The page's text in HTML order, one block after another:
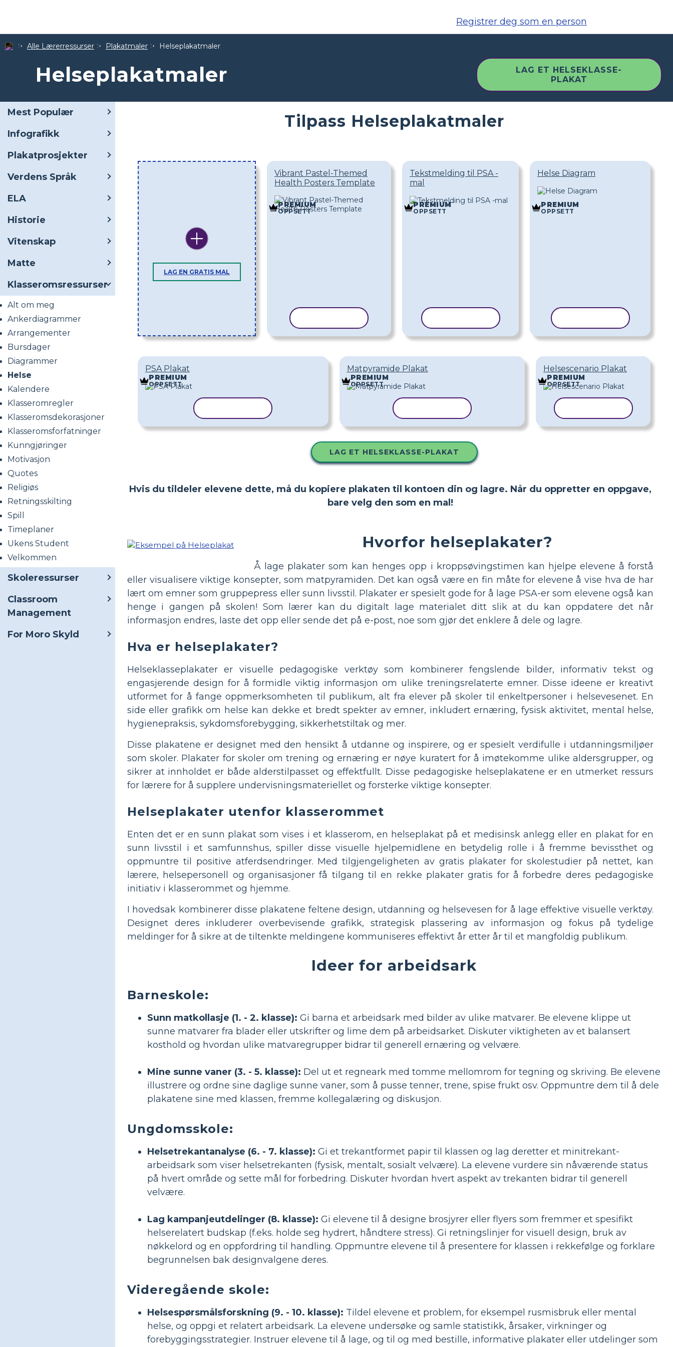
Registrer deg som en person
Alle Lærerressurser Plakatmaler Helseplakatmaler
Helseplakatmaler
LAG ET HELSEKLASSE-
PLAKAT
Mest Populær
Infografikk
Plakatprosjekter
Verdens Språk
ELA
Historie
Vitenskap
Matte
Klasseromsressurser
Alt om meg
Ankerdiagrammer
Arrangementer
Bursdager
Diagrammer
Helse
Kalendere
Klasseromregler
Klasseromsdekorasjoner
Klasseromsforfatninger
Kunngjøringer
Motivasjon
Quotes
Religiøs
Retningsskilting
Spill
Timeplaner
Ukens Student
Velkommen
Skoleressurser
Classroom
Management
For Moro Skyld
Tilpass Helseplakatmaler
LAG EN GRATIS MAL
Vibrant Pastel-Themed
Health Posters Template
PREMIUM
OPPSETT
Tekstmelding til PSA -
mal
PREMIUM
OPPSETT
Helse Diagram
PREMIUM
OPPSETT
PSA Plakat
PREMIUM
OPPSETT
Matpyramide Plakat
PREMIUM
OPPSETT
Helsescenario Plakat
PREMIUM
OPPSETT
LAG ET HELSEKLASSE-PLAKAT
Hvis du tildeler elevene dette, må du kopiere plakaten til kontoen din og lagre. Når du oppretter en oppgave,
bare velg den som en mal!
Hvorfor helseplakater?
Å lage plakater som kan henges opp i kroppsøvingstimen kan hjelpe elevene å forstå
eller visualisere viktige konsepter, som matpyramiden. Det kan også være en fin måte for elevene å vise hva de har
lært om emner som gruppepress eller sunn livsstil. Plakater er spesielt gode for å lage PSA-er som elevene også kan
henge i gangen på skolen! Som lærer kan du digitalt lage materialet ditt slik at du kan oppdatere det når
informasjon endres, laste det opp eller sende det på e-post, noe som gjør det enklere å dele og lagre.
Hva er helseplakater?
Helseklasseplakater er visuelle pedagogiske verktøy som kombinerer fengslende bilder, informativ tekst og
engasjerende design for å formidle viktig informasjon om ulike treningsrelaterte emner. Disse ideene er kreativt
utformet for å fange oppmerksomheten til publikum, alt fra elever på skoler til enkeltpersoner i helsevesenet. En
side eller grafikk om helse kan dekke et bredt spekter av emner, inkludert ernæring, fysisk aktivitet, mental helse,
hygienepraksis, sykdomsforebygging, sikkerhetstiltak og mer.
Disse plakatene er designet med den hensikt å utdanne og inspirere, og er spesielt verdifulle i utdanningsmiljøer
som skoler. Plakater for skoler om trening og ernæring er nøye kuratert for å imøtekomme ulike aldersgrupper, og
sikrer at innholdet er både alderstilpasset og effektfullt. Disse pedagogiske helseplakatene er en utmerket ressurs
for lærere for å supplere undervisningsmateriellet og forsterke viktige konsepter.
Helseplakater utenfor klasserommet
Enten det er en sunn plakat som vises i et klasserom, en helseplakat på et medisinsk anlegg eller en plakat for en
sunn livsstil i et samfunnshus, spiller disse visuelle hjelpemidlene en betydelig rolle i å fremme bevissthet og
oppmuntre til positive atferdsendringer. Med tilgjengeligheten av gratis plakater for skolestudier på nettet, kan
lærere, helsepersonell og organisasjoner få tilgang til en rekke plakater gratis for å forbedre deres pedagogiske
initiativ i klasserommet og hjemme.
I hovedsak kombinerer disse plakatene feltene design, utdanning og helsevesen for å lage effektive visuelle verktøy.
Designet deres inkluderer overbevisende grafikk, strategisk plassering av informasjon og fokus på tydelige
meldinger for å sikre at de tiltenkte meldingene kommuniseres effektivt år etter år til et mangfoldig publikum.
Ideer for arbeidsark
Barneskole:
Sunn matkollasje (1. - 2. klasse): Gi barna et arbeidsark med bilder av ulike matvarer. Be elevene klippe ut
sunne matvarer fra blader eller utskrifter og lime dem på arbeidsarket. Diskuter viktigheten av et balansert
kosthold og hvordan ulike matvaregrupper bidrar til generell ernæring og velvære.
Mine sunne vaner (3. - 5. klasse): Del ut et regneark med tomme mellomrom for tegning og skriving. Be elevene
illustrere og ordne sine daglige sunne vaner, som å pusse tenner, trene, spise frukt osv. Oppmuntre dem til å dele
plakatene sine med klassen, fremme kollegalæring og diskusjon.
Ungdomsskole:
Helsetrekantanalyse (6. - 7. klasse): Gi et trekantformet papir til klassen og lag deretter et minitrekant-
arbeidsark som viser helsetrekanten (fysisk, mentalt, sosialt velvære). La elevene vurdere sin nåværende status
på hvert område og sette mål for forbedring. Diskuter hvordan hvert aspekt av trekanten bidrar til generell
velvære.
Lag kampanjeutdelinger (8. klasse): Gi elevene til å designe brosjyrer eller flyers som fremmer et spesifikt
helserelatert budskap (f.eks. holde seg hydrert, håndtere stress). Gi retningslinjer for visuell design, bruk av
nøkkelord og en oppfordring til handling. Oppmuntre elevene til å presentere for klassen i rekkefølge og forklare
begrunnelsen bak designvalgene deres.
Videregående skole:
Helsespørsmålsforskning (9. - 10. klasse): Tildel elevene et problem, for eksempel rusmisbruk eller mental
helse, og oppgi et relatert arbeidsark. La elevene undersøke og samle statistikk, årsaker, virkninger og
forebyggingsstrategier. Instruer elevene til å lage, og til og med bestille, informative plakater eller utdelinger som